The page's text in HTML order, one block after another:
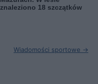
znaleziono 18 szczątków
Wiadomości sportowe →